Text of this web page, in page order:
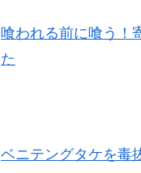
喰われる前に喰う！
た
ベニテングタケを毒